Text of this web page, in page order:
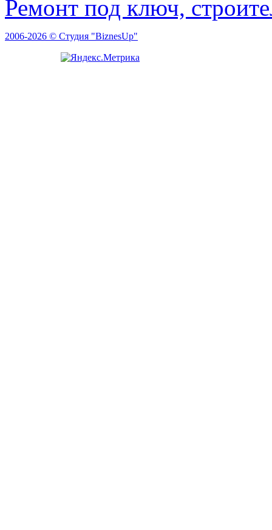
Ремонт под ключ,
2006-2026 © Студия "BiznesUp"